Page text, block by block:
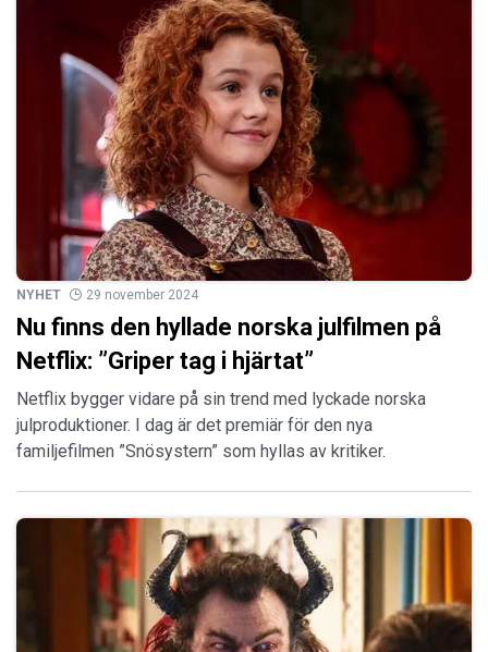
NYHET 29 november 2024
Nu finns den hyllade norska julfilmen på
Netflix: ”Griper tag i hjärtat”
Netflix bygger vidare på sin trend med lyckade norska
julproduktioner. I dag är det premiär för den nya
familjefilmen ”Snösystern” som hyllas av kritiker.